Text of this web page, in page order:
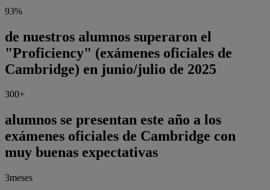
93%
de nuestros alumnos superaron el
"Proficiency" (exámenes oficiales de
Cambridge) en junio/julio de 2025
300+
alumnos se presentan este año a los
exámenes oficiales de Cambridge con
muy buenas expectativas
3meses